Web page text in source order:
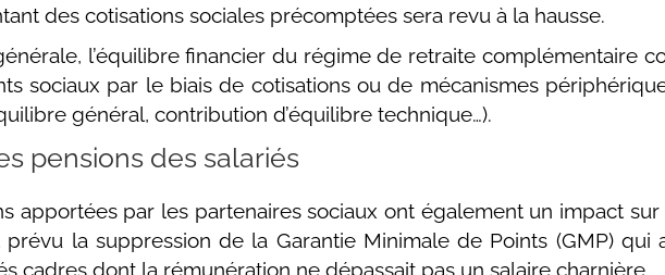
des cotisations sociales précomptées sera revu à la hausse.
l’équilibre financier du régime de retraite complémentaire
sociaux par le biais de cotisations ou de mécanismes
général, contribution d’équilibre technique…).
pensions des salariés
apportées par les partenaires sociaux ont également un impact
la suppression de la Garantie Minimale de Points (GMP) qui
cadres dont la rémunération ne dépassait pas un salaire charnière.